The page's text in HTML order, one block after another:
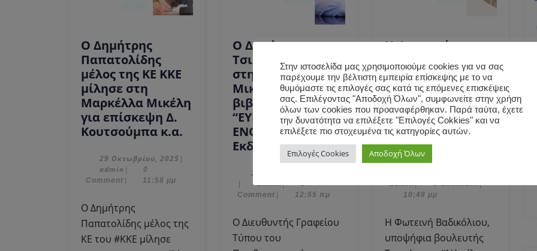
Ο Δημήτρης
Παπατολίδης
μέλος της ΚΕ ΚΚΕ
μίλησε στη
Μαρκέλλα Μικέλη
για επίσκεψη Δ.
Κουτσούμπα κ.α.
Δημήτρης
μίλησε
29 Οκτωβρίου, 2025 29
|
admin admin
|
0
Comment | 11:58 μμ
Ο Δημήτρης
Παπατολίδης μέλος της
ΚΕ του #ΚΚΕ μίλησε
Ο Δημήτρης
Τσιόδρας μίλησε
στη Μαρκέλλα
Μικέλη για το
βιβλίο
“ΕΥΡΩΠΑΪΚΗ
ΕΝΟΠΟΙΗΣΗ”-
Εκδόσεις ΜΙΝΩΑΣ.Ο
Δημήτρης
μίλησε
Μαρκέλλα
Μικέλη
20 Φεβρουαρίου, 2024
20
Φεβρουαρίου,
| adminadmin
|
0
Comment | 12:55 πμ
Ο Διευθυντής Γραφείου
Τύπου του
Η Φωτεινή
Βαδικόλιου,
υποψήφια
βουλευτής
Σερρών της #ΝΔ
μίλησε στη
Μαρκέλλα Μικέλη
στο Ράδιο Ε103
υποψήφια
Σερρών
της
#ΝΔ
Μαΐου,
adminadmin
| 0 Comment|
10:48 μμ
Η Φωτεινή Βαδικόλιου,
υποψήφια βουλευτής
Στην ιστοσελίδα μας χρησιμοποιούμε cookies για να σας
παρέχουμε την βέλτιστη εμπειρία επίσκεψης με το να
θυμόμαστε τις επιλογές σας κατά τις επόμενες επισκέψεις
σας. Επιλέγοντας "Αποδοχή Όλων", συμφωνείτε στην χρήση
όλων των cookies που προαναφέρθηκαν. Παρά ταύτα, έχετε
την δυνατότητα να επιλέξετε "Επιλογές Cokkies" και να
επιλέξετε πιο στοχευμένα τις κατηγορίες αυτών.
Επιλογές Cookies Αποδοχή Όλων